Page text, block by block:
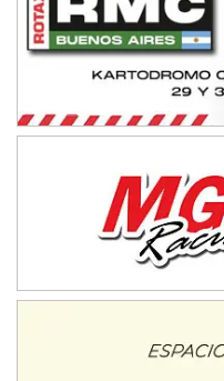
Avellaneda (Santa Fe)
SUR SANTAFESINO - F4
José Samuel Sánchez (Tierra)
TUCUMANO - F5
El Timbó (Tucumán)